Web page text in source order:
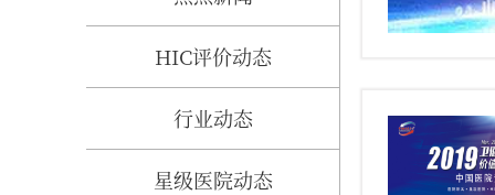
HIC评价动态
行业动态
星级医院动态